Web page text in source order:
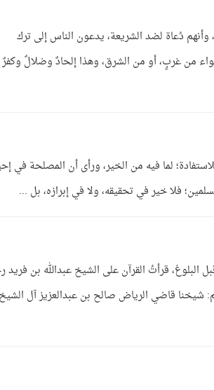
دُعاة لضد الشريعة، يدعون الناس إلى ترك
من غربٍ، أو من الشرق، وهذا إلحادٌ وضلالٌ وكفرٌ
لما فيه من الخير، ورأى أن المصلحة في
فلا خير في تحقيقه، ولا في إبرازه، بل ...
البلوغ، قرأتُ القرآن على الشيخ عبدالله بن فريد
شيخنا قاضي الرياض صالح بن عبدالعزيز آل